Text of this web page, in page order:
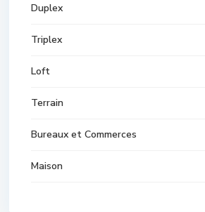
Duplex
Triplex
Loft
Terrain
Bureaux et Commerces
Maison